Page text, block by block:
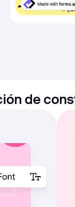
de